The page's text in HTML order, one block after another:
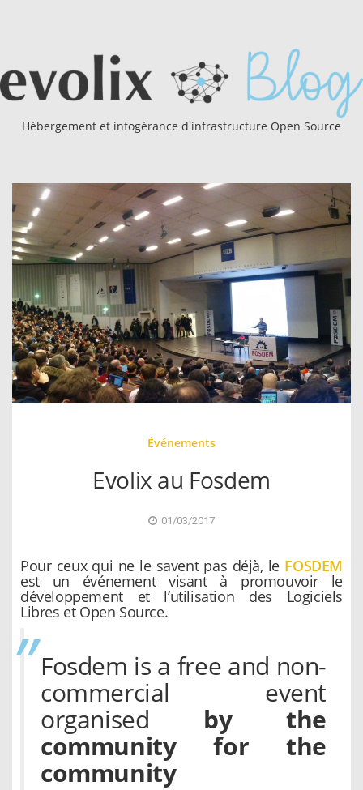
Hébergement et infogérance d'infrastructure Open Source
Événements
Evolix au Fosdem
01/03/2017
Pour ceux qui ne le savent pas déjà, le FOSDEM
est un événement visant à promouvoir le
développement et l’utilisation des Logiciels
Libres et Open Source.
Fosdem is a free and non-
commercial event
organised by the
community for the
community